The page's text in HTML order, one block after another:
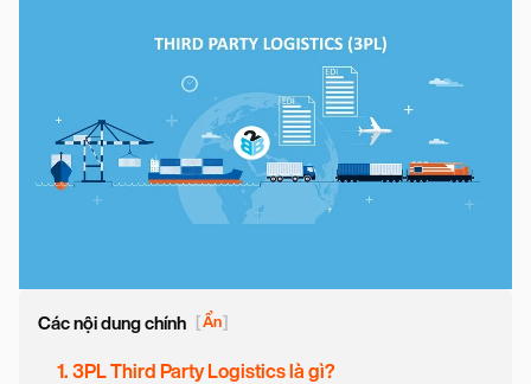
Các nội dung chính [Ẩn]
1. 3PL Third Party Logistics là gì?